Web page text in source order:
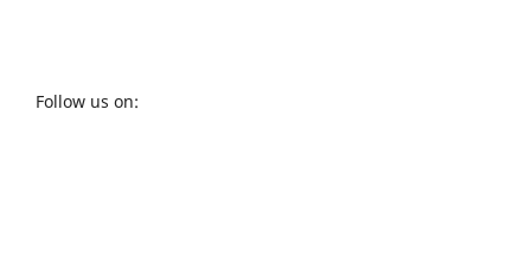
Follow us on: